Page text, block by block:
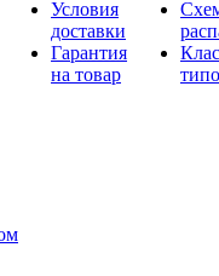
Условия
доставки
Гарантия
на товар